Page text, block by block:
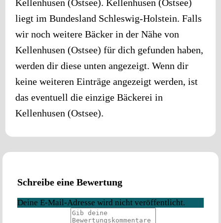
Kellenhusen (Ostsee). Kellenhusen (Ostsee)
liegt im Bundesland Schleswig-Holstein. Falls
wir noch weitere Bäcker in der Nähe von
Kellenhusen (Ostsee) für dich gefunden haben,
werden dir diese unten angezeigt. Wenn dir
keine weiteren Einträge angezeigt werden, ist
das eventuell die einzige Bäckerei in
Kellenhusen (Ostsee).
Schreibe eine Bewertung
Deine E-Mail-Adresse wird nicht veröffentlicht.